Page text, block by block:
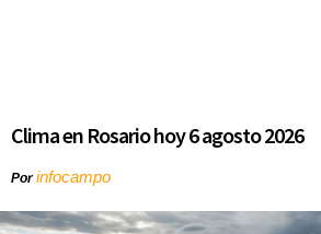
Clima en Rosario hoy 6 agosto 2026
Porinfocampo